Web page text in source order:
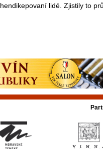
hendikepovaní lidé. Zjistily to